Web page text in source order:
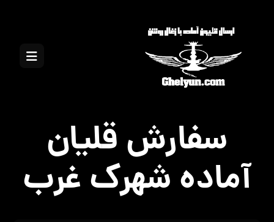
سفارش قلیان
آماده شهرک غرب